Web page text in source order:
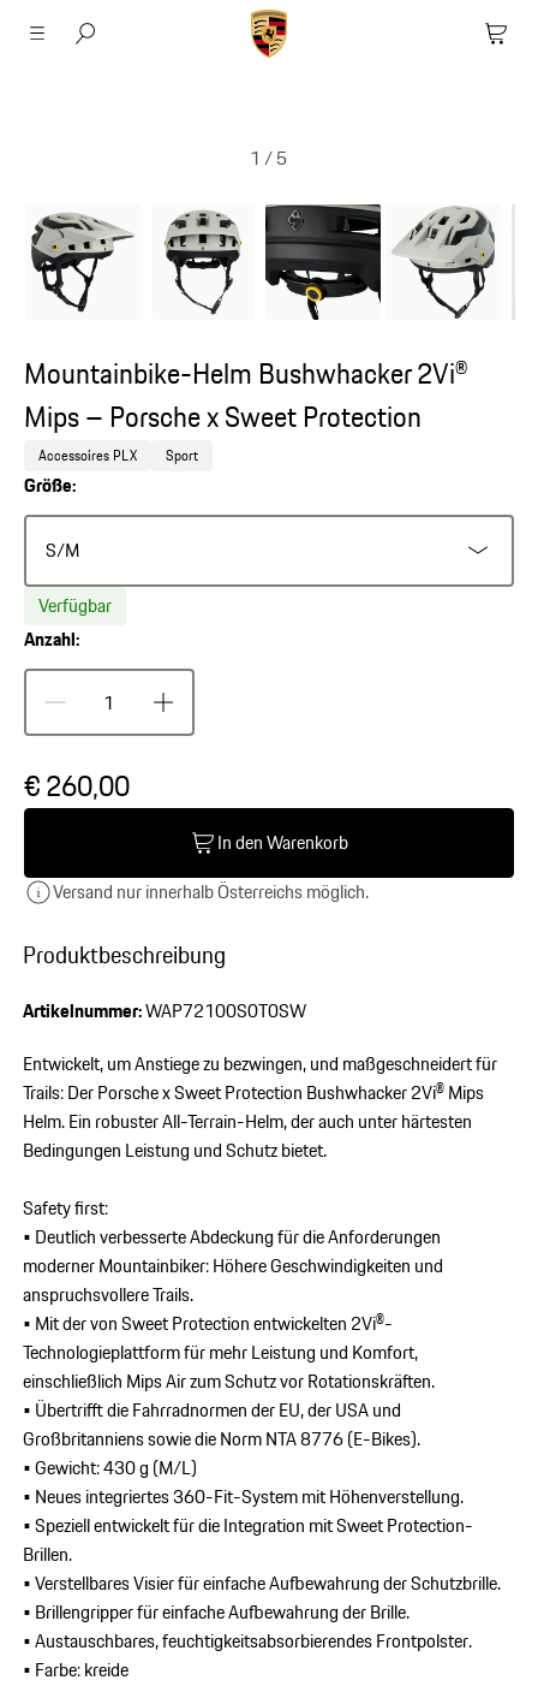
1 /5
Produktbeschreibung
Artikelnummer:WAP72100S0T0SW
Entwickelt, um Anstiege zu bezwingen, und maßgeschneidert für
Trails: Der Porsche x Sweet Protection Bushwhacker 2Vi® Mips
Helm. Ein robuster All-Terrain-Helm, der auch unter härtesten
Bedingungen Leistung und Schutz bietet.
Safety first:
• Deutlich verbesserte Abdeckung für die Anforderungen
moderner Mountainbiker: Höhere Geschwindigkeiten und
anspruchsvollere Trails.
• Mit der von Sweet Protection entwickelten 2Vi®-
Technologieplattform für mehr Leistung und Komfort,
einschließlich Mips Air zum Schutz vor Rotationskräften.
• Übertrifft die Fahrradnormen der EU, der USA und
Großbritanniens sowie die Norm NTA 8776 (E-Bikes).
• Gewicht: 430 g (M/L)
• Neues integriertes 360-Fit-System mit Höhenverstellung.
• Speziell entwickelt für die Integration mit Sweet Protection-
Brillen.
• Verstellbares Visier für einfache Aufbewahrung der Schutzbrille.
• Brillengripper für einfache Aufbewahrung der Brille.
• Austauschbares, feuchtigkeitsabsorbierendes Frontpolster.
• Farbe: kreide
Mountainbike-Helm Bushwhacker 2Vi®
Mips – Porsche x Sweet Protection
Accessoires PLX Sport
Größe:
S/M
Verfügbar
Anzahl:
€ 260,00
In den Warenkorb
Versand nur innerhalb Österreichs möglich.